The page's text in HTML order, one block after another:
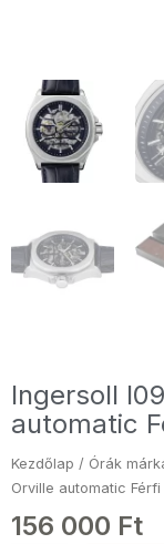
Ingersoll
automatic
Kezdőlap / Órák
Orville automatic
156 000 Ft